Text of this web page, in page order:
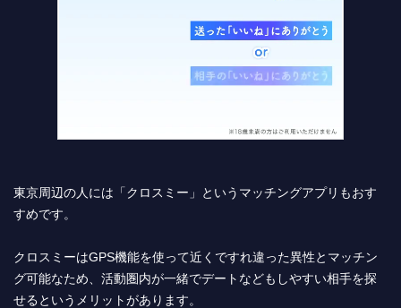
東京周辺の人には「クロスミー」というマッチングアプリもおす
すめです。
クロスミーはGPS機能を使って近くですれ違った異性とマッチン
グ可能なため、活動圏内が一緒でデートなどもしやすい相手を探
せるというメリットがあります。